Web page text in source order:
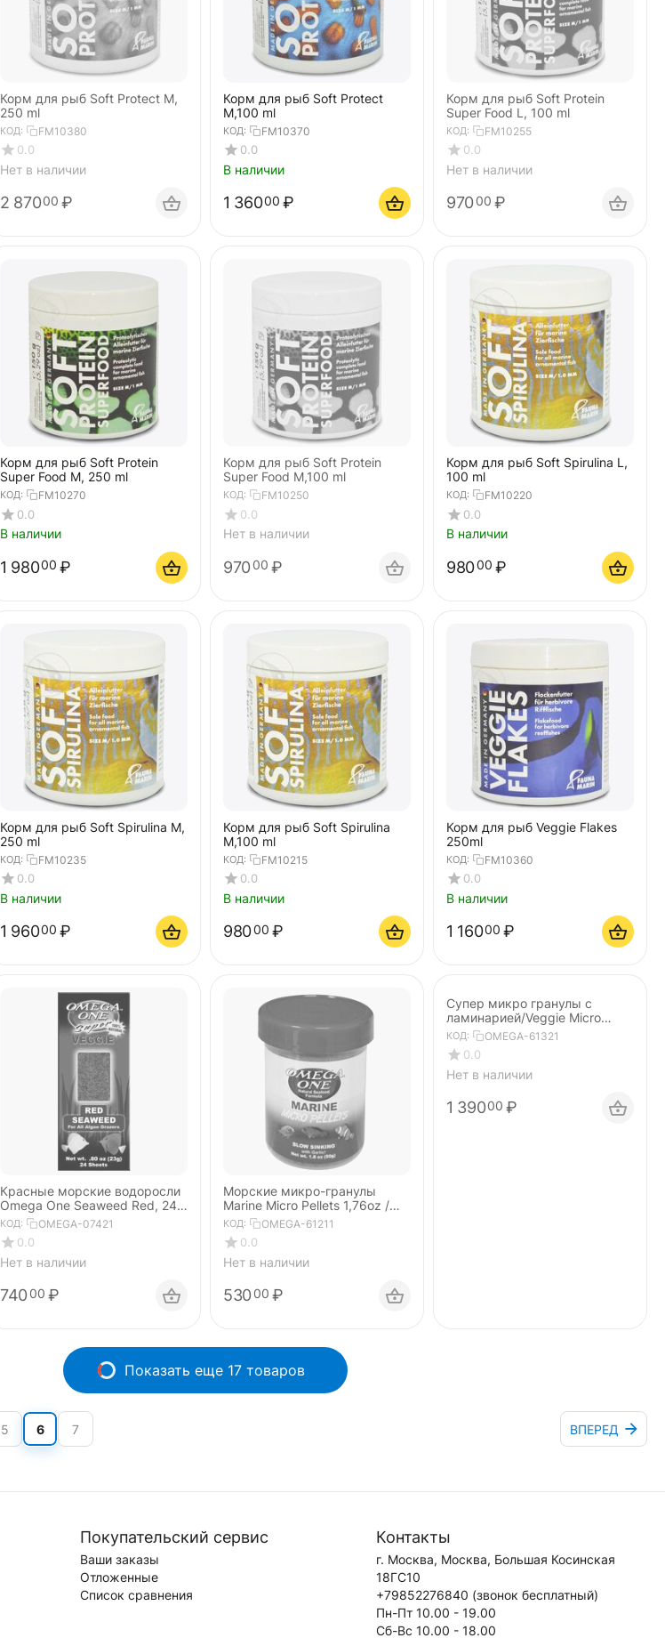
Корм для рыб Soft Protect M,
250 ml
КОД: FM10380
0.0
Нет в наличии
2 87000 ₽
Корм для рыб Soft Protect
M,100 ml
КОД: FM10370
0.0
В наличии
1 36000 ₽
Корм для рыб Soft Protein
Super Food L, 100 ml
КОД: FM10255
0.0
Нет в наличии
97000 ₽
Корм для рыб Soft Protein
Super Food M, 250 ml
КОД: FM10270
0.0
В наличии
1 98000 ₽
Корм для рыб Soft Protein
Super Food M,100 ml
КОД: FM10250
0.0
Нет в наличии
97000 ₽
Корм для рыб Soft Spirulina L,
100 ml
КОД: FM10220
0.0
В наличии
98000 ₽
Корм для рыб Soft Spirulina M,
250 ml
КОД: FM10235
0.0
В наличии
1 96000 ₽
Корм для рыб Soft Spirulina
M,100 ml
КОД: FM10215
0.0
В наличии
98000 ₽
Корм для рыб Veggie Flakes
250ml
КОД: FM10360
0.0
В наличии
1 16000 ₽
Красные морские водоросли
Omega One Seaweed Red, 24
листа, 23 гр.
КОД: OMEGA-07421
0.0
Нет в наличии
74000 ₽
Морские микро-гранулы
Marine Micro Pellets 1,76oz /
50gr
КОД: OMEGA-61211
0.0
Нет в наличии
53000 ₽
Супер микро гранулы с
ламинарией/Veggie Micro
Pellets 3,53 / 100gr
КОД: OMEGA-61321
0.0
Нет в наличии
1 39000 ₽
Показать еще 17 товаров
5 6 7 ВПЕРЕД
Покупательский сервис
Ваши заказы
Отложенные
Список сравнения
Контакты
г. Москва, Москва, Большая Косинская
18ГС10
+79852276840 (звонок бесплатный)
Пн-Пт 10.00 - 19.00
Сб-Вс 10.00 - 18.00